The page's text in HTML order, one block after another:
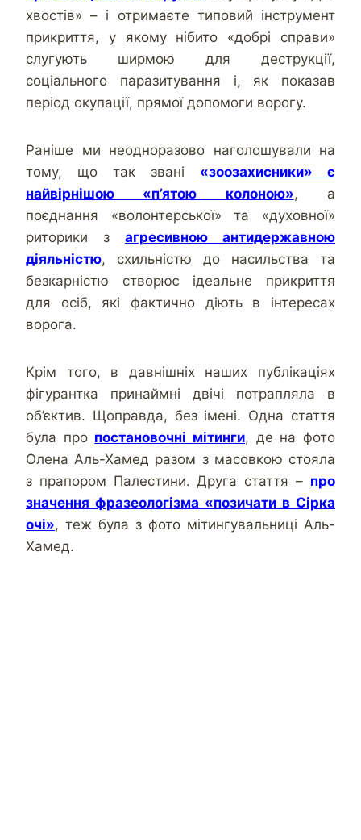
хвостів» – і отримаєте типовий інструмент
прикриття, у якому нібито «добрі справи»
слугують ширмою для деструкції,
соціального паразитування і, як показав
період окупації, прямої допомоги ворогу.
Раніше ми неодноразово наголошували на
тому, що так звані «зоозахисники» є
найвірнішою «п’ятою колоною», а
поєднання «волонтерської» та «духовної»
риторики з агресивною антидержавною
діяльністю, схильністю до насильства та
безкарністю створює ідеальне прикриття
для осіб, які фактично діють в інтересах
ворога.
Крім того, в давнішніх наших публікаціях
фігурантка принаймні двічі потрапляла в
об’єктив. Щоправда, без імені. Одна стаття
була про постановочні мітинги, де на фото
Олена Аль-Хамед разом з масовкою стояла
з прапором Палестини. Друга стаття – про
значення фразеологізма «позичати в Сірка
очі», теж була з фото мітингувальниці Аль-
Хамед.